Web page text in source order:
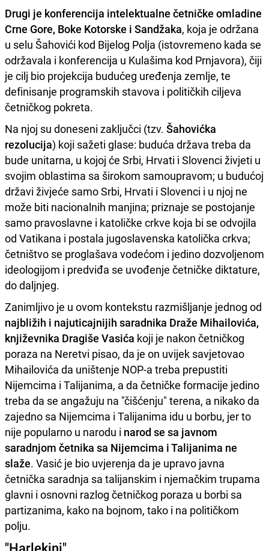
Drugi je konferencija intelektualne četničke omladine
Crne Gore, Boke Kotorske i Sandžaka, koja je održana
u selu Šahovići kod Bijelog Polja (istovremeno kada se
održavala i konferencija u Kulašima kod Prnjavora), čiji
je cilj bio projekcija budućeg uređenja zemlje, te
definisanje programskih stavova i političkih ciljeva
četničkog pokreta.
Na njoj su doneseni zaključci (tzv. Šahovićka
rezolucija) koji sažeti glase: buduća država treba da
bude unitarna, u kojoj će Srbi, Hrvati i Slovenci živjeti u
svojim oblastima sa širokom samoupravom; u budućoj
državi živjeće samo Srbi, Hrvati i Slovenci i u njoj ne
može biti nacionalnih manjina; priznaje se postojanje
samo pravoslavne i katoličke crkve koja bi se odvojila
od Vatikana i postala jugoslavenska katolička crkva;
četništvo se proglašava vodećom i jedino dozvoljenom
ideologijom i predviđa se uvođenje četničke diktature,
do daljnjeg.
Zanimljivo je u ovom kontekstu razmišljanje jednog od
najbližih i najuticajnijih saradnika Draže Mihailovića,
književnika Dragiše Vasića koji je nakon četničkog
poraza na Neretvi pisao, da je on uvijek savjetovao
Mihailovića da uništenje NOP-a treba prepustiti
Nijemcima i Talijanima, a da četničke formacije jedino
treba da se angažuju na "čišćenju" terena, a nikako da
zajedno sa Nijemcima i Talijanima idu u borbu, jer to
nije popularno u narodu i narod se sa javnom
saradnjom četnika sa Nijemcima i Talijanima ne
slaže. Vasić je bio uvjerenja da je upravo javna
četnička saradnja sa talijanskim i njemačkim trupama
glavni i osnovni razlog četničkog poraza u borbi sa
partizanima, kako na bojnom, tako i na političkom
polju.